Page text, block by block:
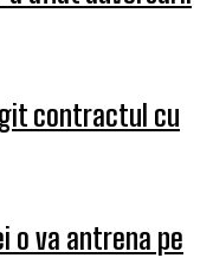
contractul cu
o va antrena pe